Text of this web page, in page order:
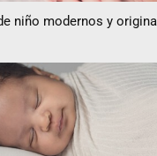
niño modernos y